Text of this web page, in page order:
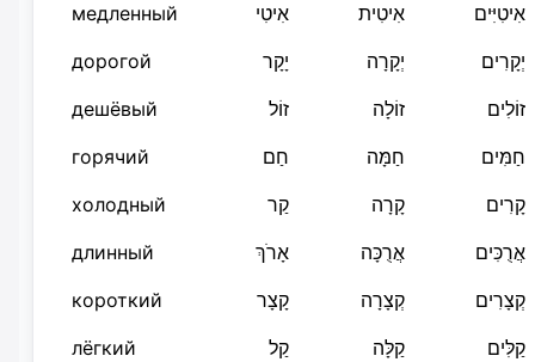
медленный
אִיטִי אִיטִית
אִיטִיִּים
дорогой
יָקָר יְקָרָה
יְקָרִים
дешёвый
זוֹל זוֹלָה
זוֹלִים
горячий
חַם חַמָּה
חַמִּים
холодный
קַר קָרָה
קָרִים
длинный
אָרֹךְ אֲרֻכָּה
אֲרֻכִּים
короткий
קָצָר קְצָרָה
קְצָרִים
лёгкий
קַל קַלָּה
קַלִּים